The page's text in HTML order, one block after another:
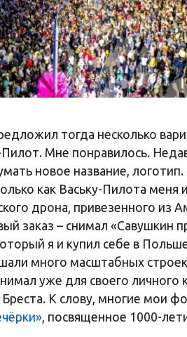
тогда несколько
Пилот. Мне понравилось.
новое название,
как Ваську-Пилота меня
дрона, привезенного из
заказ – снимал «Савушкин
я и купил себе в
много масштабных
уже для своего личного
К слову, многие мои
, посвященное 1000-